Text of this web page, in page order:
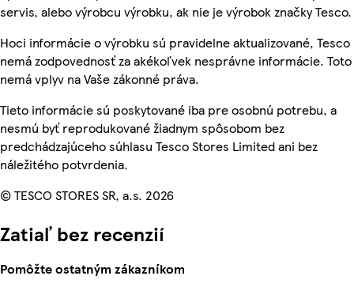
servis, alebo výrobcu výrobku, ak nie je výrobok značky Tesco.
Hoci informácie o výrobku sú pravidelne aktualizované, Tesco
nemá zodpovednosť za akékoľvek nesprávne informácie. Toto
nemá vplyv na Vaše zákonné práva.
Tieto informácie sú poskytované iba pre osobnú potrebu, a
nesmú byť reprodukované žiadnym spôsobom bez
predchádzajúceho súhlasu Tesco Stores Limited ani bez
náležitého potvrdenia.
© TESCO STORES SR, a.s. 2026
Zatiaľ bez recenzií
Pomôžte ostatným zákazníkom